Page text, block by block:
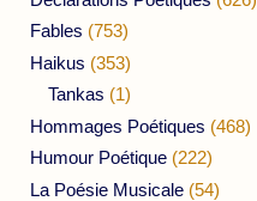
Fables (753)
Haikus (353)
Tankas (1)
Hommages Poétiques (468)
Humour Poétique (222)
La Poésie Musicale (54)